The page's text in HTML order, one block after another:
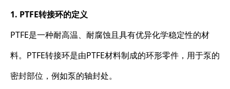
1. PTFE转接环的定义
PTFE是一种耐高温、耐腐蚀且具有优异化学稳定性的材
料。PTFE转接环是由PTFE材料制成的环形零件，用于泵的
密封部位，例如泵的轴封处。